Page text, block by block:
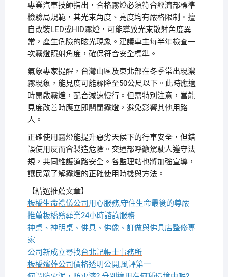
專業汽車技師指出，合格霧燈必須符合經濟部標準
檢驗局規範，其光束角度、亮度均有嚴格限制。擅
自改裝LED或HID霧燈，可能導致光束散射角度異
常，產生危險的眩光現象。建議車主每半年檢查一
次霧燈照射角度，確保符合安全標準。
氣象專家提醒，台灣山區及東北部在冬季常出現濃
霧現象，能見度可能驟降至50公尺以下。此時應適
時開啟霧燈，配合減速慢行。但需特別注意，當能
見度改善時應立即關閉霧燈，避免影響其他用路
人。
正確使用霧燈能提升惡劣天候下的行車安全，但錯
誤使用反而會製造危險。交通部呼籲駕駛人遵守法
規，共同維護道路安全。各監理站也將加強宣導，
讓民眾了解霧燈的正確使用時機與方法。
【精選推薦文章】
板橋生命禮儀公司用心服務,守住生命最後的尊嚴
推薦板橋殯葬業24小時諮詢服務
神桌、 神明桌、 佛具、佛像、訂做與佛具店整修專
家
公司新成立尋找台北記帳士事務所
板橋殯葬公司價格透明公開,風評第一